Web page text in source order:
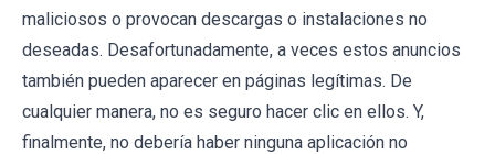
maliciosos o provocan descargas o instalaciones no
deseadas. Desafortunadamente, a veces estos anuncios
también pueden aparecer en páginas legítimas. De
cualquier manera, no es seguro hacer clic en ellos. Y,
finalmente, no debería haber ninguna aplicación no